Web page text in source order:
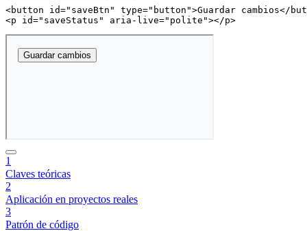
<button id=" saveBtn " type=" button ">Guardar cambios</
<p id=" saveStatus " aria-live=" polite "></p>
1
Claves teóricas
2
Aplicación en proyectos reales
3
Patrón de código